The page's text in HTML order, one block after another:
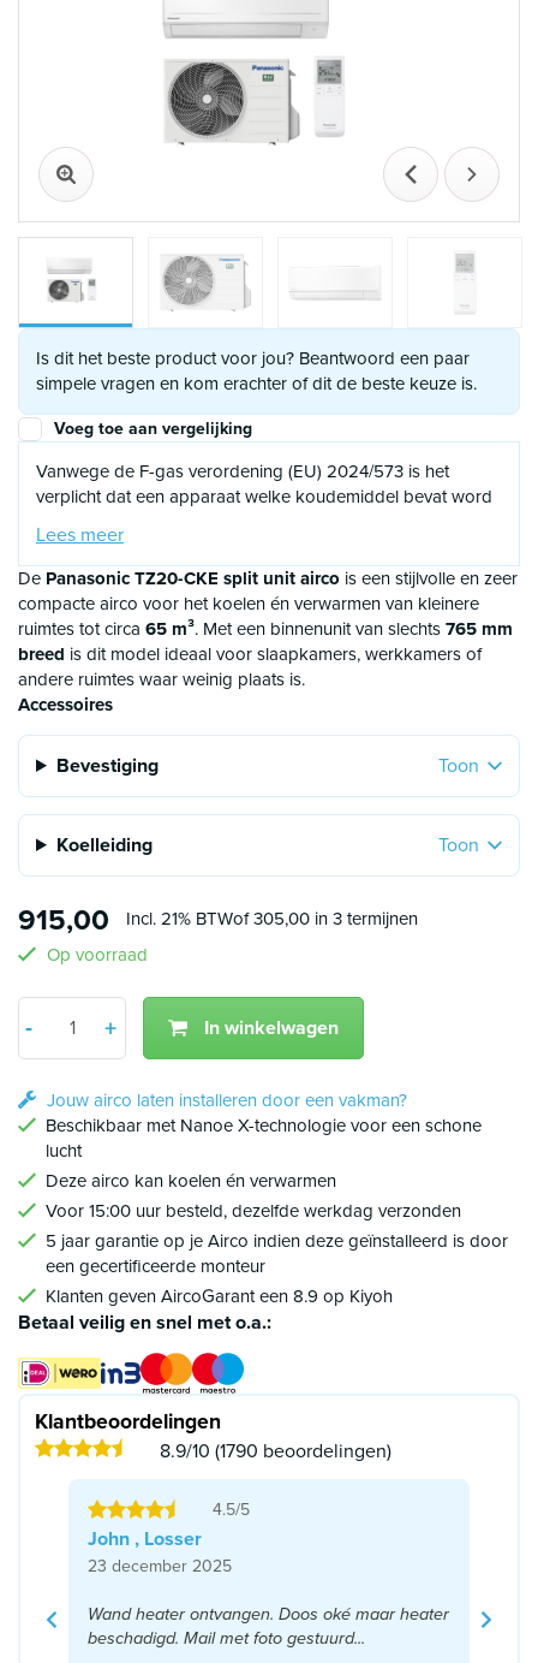
Vorige
Is dit het beste product voor jou? Beantwoord een paar
simpele vragen en kom erachter of dit de beste keuze is.
Voeg toe aan vergelijking
Vanwege de F-gas verordening (EU) 2024/573 is het
verplicht dat een apparaat welke koudemiddel bevat word
geïnstalleerd of
gecertificeerd F-gassen monteur. Gezien deze verplichting
zijn verkopende bedrijven ook verplicht om te registeren of
dit daadwerkelijk gebeurd. Uiteraard kunnen wij ook de
inbedrijfstelling voor u realiseren hier zitten kosten aan
verbonden maar de hoogte hiervan is wel beperkt.
Lees meer
De Panasonic TZ20-CKE split unit airco is een stijlvolle en zeer
compacte airco voor het koelen én verwarmen van kleinere
ruimtes tot circa 65 m³. Met een binnenunit van slechts765 mm
breed is dit model ideaal voor slaapkamers, werkkamers of
andere ruimtes waar weinig plaats is.
Accessoires
Bevestiging Toon
Koelleiding Toon
915,00 Incl. 21% BTWof 305,00 in 3 termijnen
Op voorraad
-
Min 1
Aantal
+
Plus 1
In winkelwagen
Jouw airco laten installeren door een vakman?
Beschikbaar met Nanoe X-technologie voor een schone
lucht
Deze airco kan koelen én verwarmen
Voor 15:00 uur besteld, dezelfde werkdag verzonden
5 jaar garantie op je Airco indien deze geïnstalleerd is door
een gecertificeerde monteur
Klanten geven AircoGarant een 8.9 op Kiyoh
Betaal veilig en snel met o.a.:
Klantbeoordelingen
8.9/10 (1790 beoordelingen)
4.5/5
John , Losser
23 december 2025
Wand heater ontvangen. Doos oké maar heater
beschadigd. Mail met foto gestuurd...